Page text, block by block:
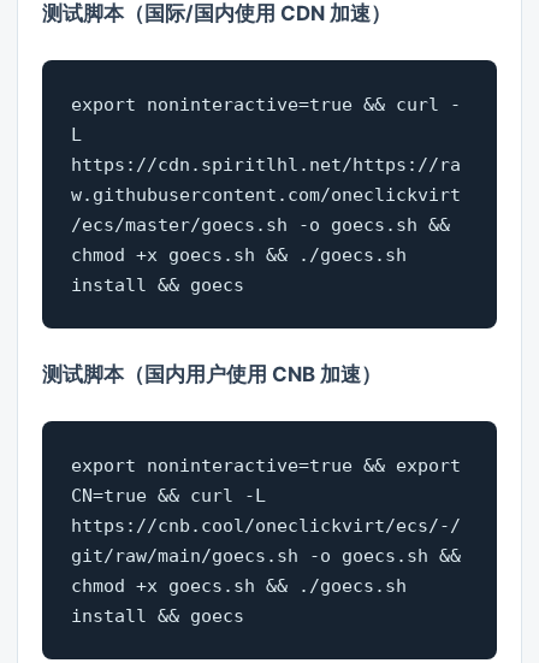
测试脚本（国际/国内使用 CDN 加速）
export noninteractive=true && curl -
L
https://cdn.spiritlhl.net/https://ra
w.githubusercontent.com/oneclickvirt
/ecs/master/goecs.sh -o goecs.sh &&
chmod +x goecs.sh && ./goecs.sh
install && goecs
测试脚本（国内用户使用 CNB 加速）
export noninteractive=true && export
CN=true && curl -L
https://cnb.cool/oneclickvirt/ecs/-/
git/raw/main/goecs.sh -o goecs.sh &&
chmod +x goecs.sh && ./goecs.sh
install && goecs